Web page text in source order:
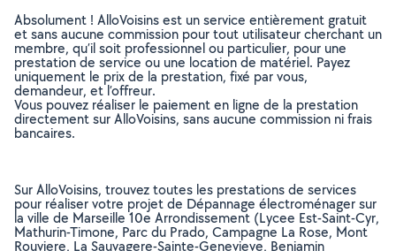
Absolument ! AlloVoisins est un service entièrement gratuit
et sans aucune commission pour tout utilisateur cherchant un
membre, qu’il soit professionnel ou particulier, pour une
prestation de service ou une location de matériel. Payez
uniquement le prix de la prestation, fixé par vous,
demandeur, et l’offreur.
Vous pouvez réaliser le paiement en ligne de la prestation
directement sur AlloVoisins, sans aucune commission ni frais
bancaires.
Sur AlloVoisins, trouvez toutes les prestations de services
pour réaliser votre projet de Dépannage électroménager sur
la ville de Marseille 10e Arrondissement (Lycee Est-Saint-Cyr,
Mathurin-Timone, Parc du Prado, Campagne La Rose, Mont
Rouviere, La Sauvagere-Sainte-Genevieve, Benjamin